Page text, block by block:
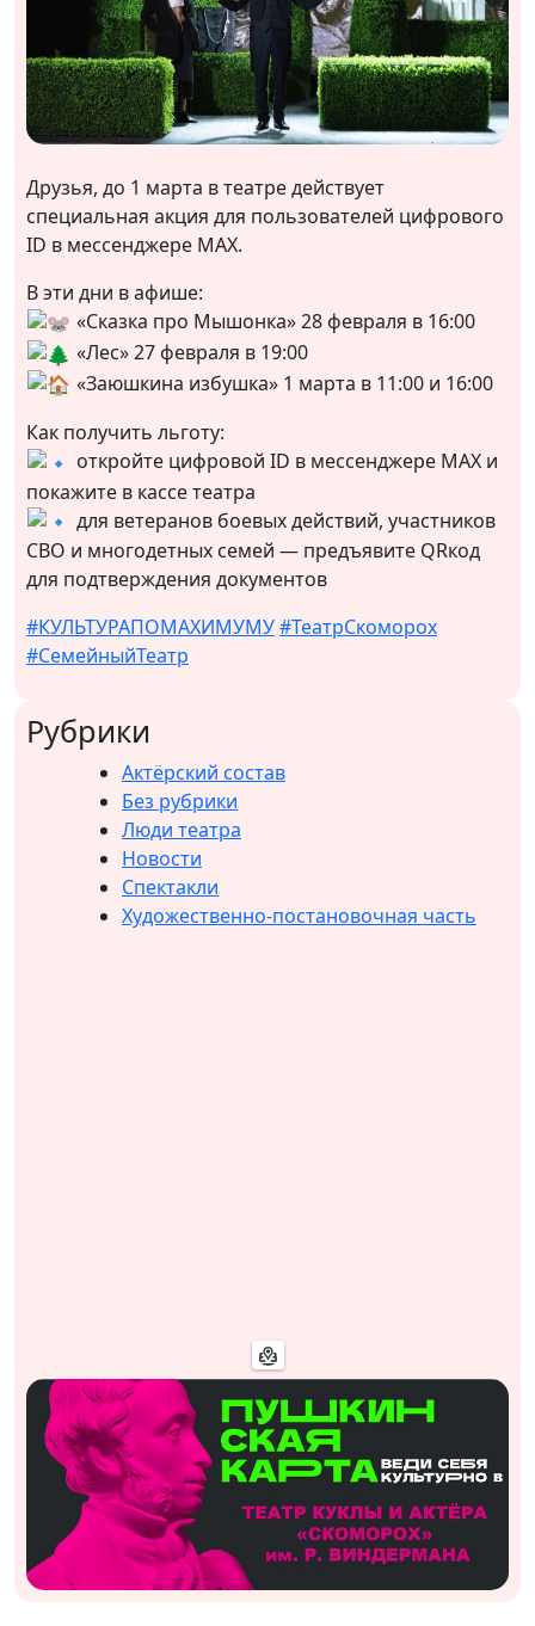
Друзья, до 1 марта в театре действует
специальная акция для пользователей цифрового
ID в мессенджере MAX.
В эти дни в афише:
«Сказка про Мышонка» 28 февраля в 16:00
«Лес» 27 февраля в 19:00
«Заюшкина избушка» 1 марта в 11:00 и 16:00
Как получить льготу:
откройте цифровой ID в мессенджере MAX и
покажите в кассе театра
для ветеранов боевых действий, участников
СВО и многодетных семей — предъявите QRкод
для подтверждения документов
#КУЛЬТУРАПОMAXИМУМУ#ТеатрСкоморох
#СемейныйТеатр
Рубрики
Актёрский состав
Без рубрики
Люди театра
Новости
Спектакли
Художественно-постановочная часть